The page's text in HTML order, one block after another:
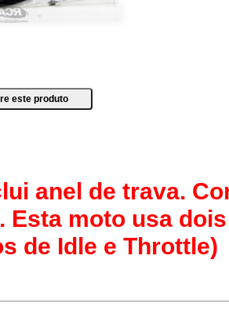
anel de trava.
Esta moto usa
de Idle e Throttle)